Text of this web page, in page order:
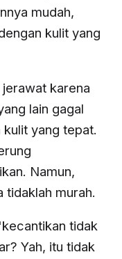
mudah,
kulit yang
karena
lain gagal
yang tepat.
Namun,
tidaklah murah.
tidak
Yah, itu tidak